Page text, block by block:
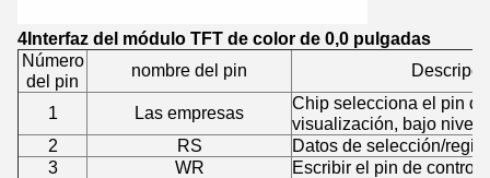
4Interfaz del módulo TFT de color de 0,0 pulgadas
Número
del pin
nombre del pin
1 Las empresas
Chip selecciona el pin
visualización, bajo nivel
2
RS
Datos de selección/
3
WR
Escribir el pin de control